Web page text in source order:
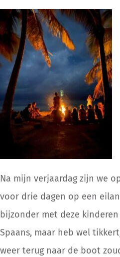
Na mijn verjaardag zijn we
voor drie dagen op een
bijzonder met deze
Spaans, maar heb wel
weer terug naar de boot